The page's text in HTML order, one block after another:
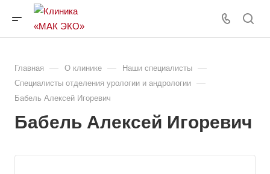
Главная — О клинике — Наши специалисты —
Специалисты отделения урологии и андрологии —
Бабель Алексей Игоревич
Бабель Алексей Игоревич